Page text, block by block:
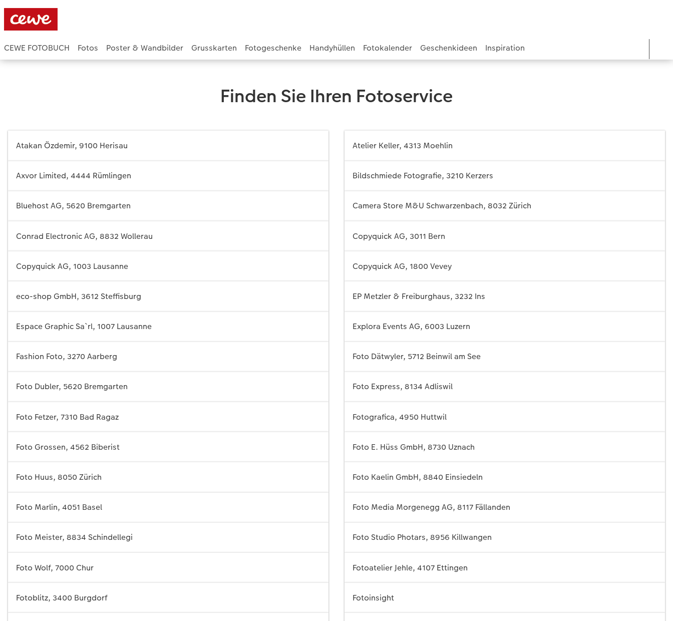
CEWE FOTOBUCH Fotos Poster & Wandbilder Grusskarten Fotogeschenke Handyhüllen Fotokalender Geschenkideen Inspiration
Finden Sie Ihren Fotoservice
Atakan Özdemir, 9100 Herisau
Axvor Limited, 4444 Rümlingen
Bluehost AG, 5620 Bremgarten
Conrad Electronic AG, 8832 Wollerau
Copyquick AG, 1003 Lausanne
eco-shop GmbH, 3612 Steffisburg
Espace Graphic Sa`rl, 1007 Lausanne
Fashion Foto, 3270 Aarberg
Foto Dubler, 5620 Bremgarten
Foto Fetzer, 7310 Bad Ragaz
Foto Grossen, 4562 Biberist
Foto Huus, 8050 Zürich
Foto Marlin, 4051 Basel
Foto Meister, 8834 Schindellegi
Foto Wolf, 7000 Chur
Fotoblitz, 3400 Burgdorf
Atelier Keller, 4313 Moehlin
Bildschmiede Fotografie, 3210 Kerzers
Camera Store M&U Schwarzenbach, 8032 Zürich
Copyquick AG, 3011 Bern
Copyquick AG, 1800 Vevey
EP Metzler & Freiburghaus, 3232 Ins
Explora Events AG, 6003 Luzern
Foto Dätwyler, 5712 Beinwil am See
Foto Express, 8134 Adliswil
Fotografica, 4950 Huttwil
Foto E. Hüss GmbH, 8730 Uznach
Foto Kaelin GmbH, 8840 Einsiedeln
Foto Media Morgenegg AG, 8117 Fällanden
Foto Studio Photars, 8956 Killwangen
Fotoatelier Jehle, 4107 Ettingen
Fotoinsight